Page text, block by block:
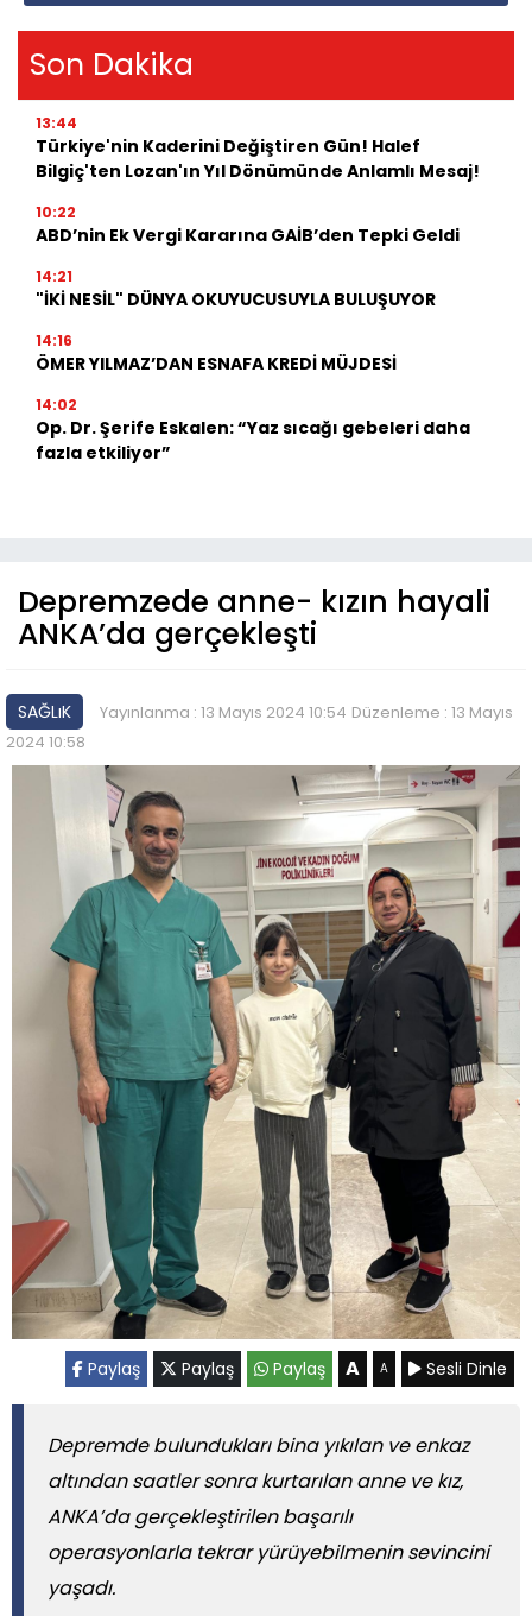
Son Dakika
13:44
Türkiye'nin Kaderini Değiştiren Gün! Halef
Bilgiç'ten Lozan'ın Yıl Dönümünde Anlamlı Mesaj!
10:22
ABD’nin Ek Vergi Kararına GAİB’den Tepki Geldi
14:21
"İKİ NESİL" DÜNYA OKUYUCUSUYLA BULUŞUYOR
14:16
ÖMER YILMAZ’DAN ESNAFA KREDİ MÜJDESİ
14:02
Op. Dr. Şerife Eskalen: “Yaz sıcağı gebeleri daha
fazla etkiliyor”
Depremzede anne- kızın hayali
ANKA’da gerçekleşti
SAĞLıK Yayınlanma : 13 Mayıs 2024 10:54 Düzenleme : 13 Mayıs
2024 10:58
Paylaş Paylaş Paylaş A A Sesli Dinle
Depremde bulundukları bina yıkılan ve enkaz
altından saatler sonra kurtarılan anne ve kız,
ANKA’da gerçekleştirilen başarılı
operasyonlarla tekrar yürüyebilmenin sevincini
yaşadı.